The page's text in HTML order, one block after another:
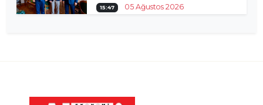
15:47 05 Ağustos 2026